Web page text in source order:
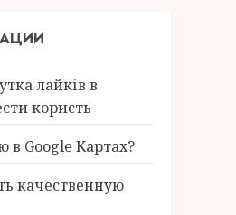
лайків в
користь
Google Картах?
качественную